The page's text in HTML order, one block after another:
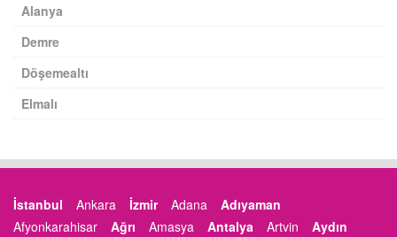
Alanya
Demre
Döşemealtı
Elmalı
İstanbul Ankara İzmir Adana
Adıyaman
Afyonkarahisar
Ağrı Amasya Antalya Artvin
Aydın